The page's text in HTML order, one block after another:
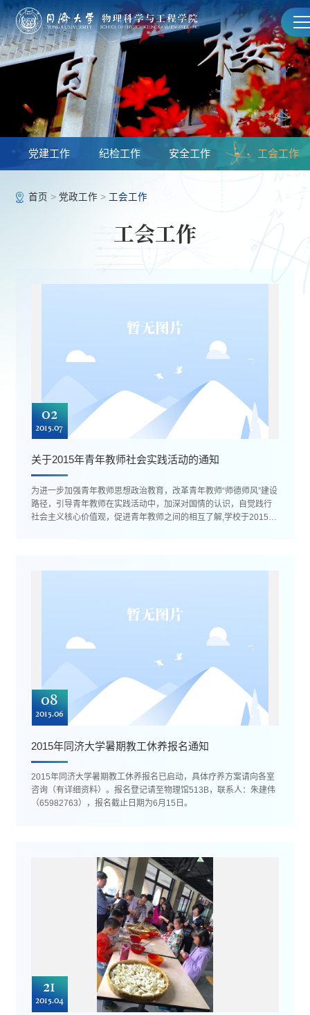
党建工作 纪检工作 安全工作 工会工作
工会工作
首页 > 党政工作 > 工会工作
02
2015.07
关于2015年青年教师社会实践活动的通知
为进一步加强青年教师思想政治教育，改革青年教师“师德师风”建设
路径，引导青年教师在实践活动中，加深对国情的认识，自觉践行
社会主义核心价值观，促进青年教师之间的相互了解,学校于2015年
08
2015.06
2015年同济大学暑期教工休养报名通知
2015年同济大学暑期教工休养报名已启动，具体疗养方案请向各室
咨询（有详细资料）。报名登记请至物理馆513B，联系人：朱建伟
（65982763），报名截止日期为6月15日。
21
2015.04